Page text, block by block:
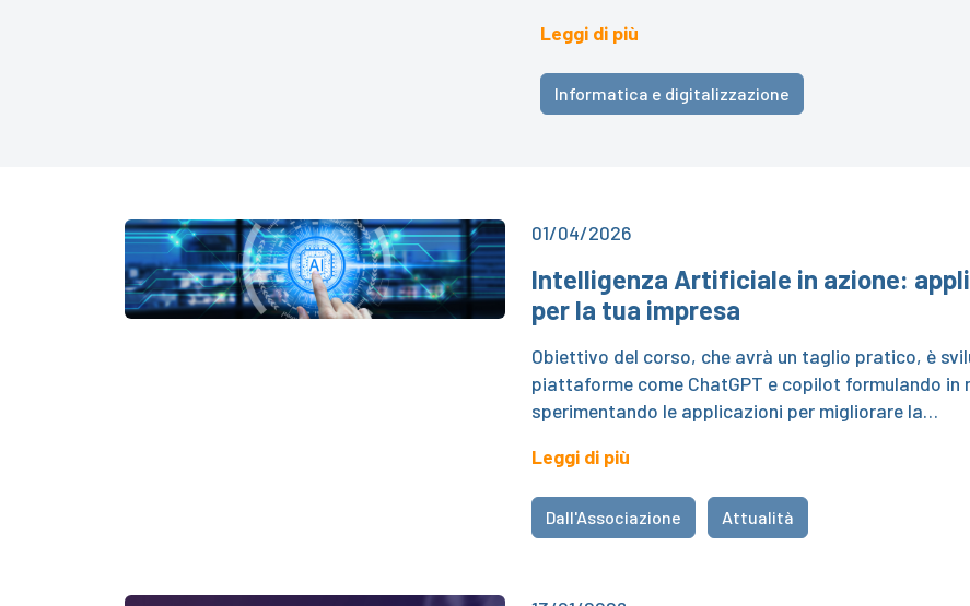
Leggi di più
Informatica e digitalizzazione
01/04/2026
Intelligenza Artificiale in azione:
per la tua impresa
Obiettivo del corso, che avrà un taglio pratico, è
piattaforme come ChatGPT e copilot formulando
sperimentando le applicazioni per migliorare la…
Leggi di più
Dall'Associazione Attualità